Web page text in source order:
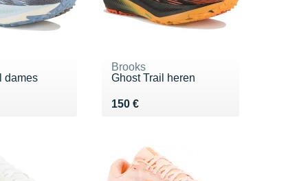
dames
Brooks
Ghost Trail heren
150 €
Vendu 150 €